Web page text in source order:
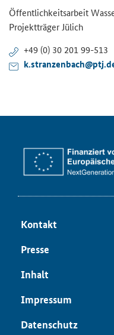
Öf­fent­lich­keits­ar­beit
Pro­jekt­trä­ger Jü­lich
+49 (0) 30 201 99-​513
Kon­takt
Pres­se
In­halt
Im­pres­sum
Da­ten­schutz